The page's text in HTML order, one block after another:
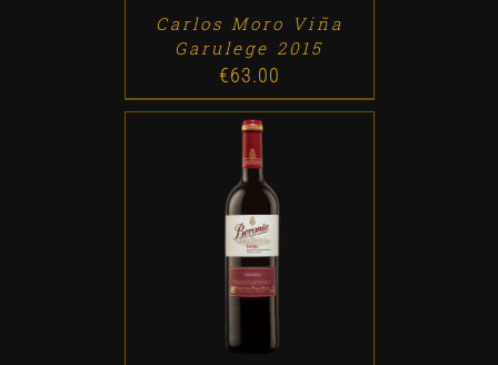
Carlos Moro Viña
Garulege 2015
€63.00
ADD TO CART /